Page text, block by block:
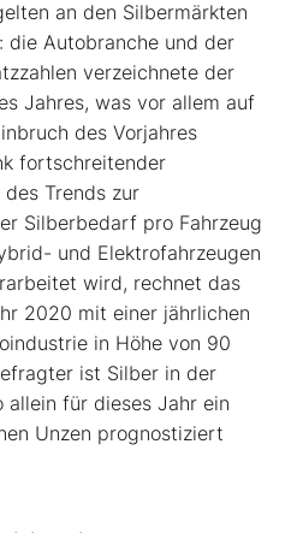
an den Silbermärkten
Autobranche und der
verzeichnete der
Jahres, was vor allem auf
des Vorjahres
fortschreitender
Trends zur
Silberbedarf pro Fahrzeug
und Elektrofahrzeugen
wird, rechnet das
2020 mit einer jährlichen
in Höhe von 90
ist Silber in der
allein für dieses Jahr ein
Unzen prognostiziert